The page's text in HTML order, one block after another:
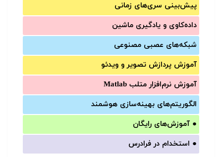
پیش‌‌بینی سری‌‌های زمانی
داده‌کاوی و یادگیری ماشین
شبکه‌های عصبی مصنوعی
آموزش‌ پردازش تصویر و ویدئو
آموزش‌ نرم‌افزار متلب Matlab
الگوریتم‌های بهینه‌سازی هوشمند
● آموزش‌های رایگان
● استخدام در فرادرس